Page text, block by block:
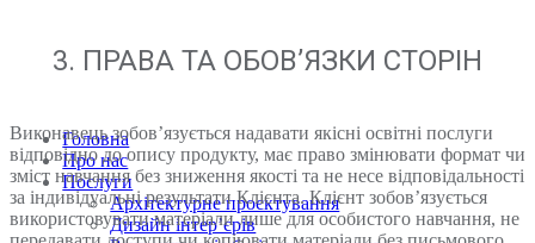
Головна
Про нас
Послуги
Архітектурне проєктування
Дизайн інтер’єрів
3. ПРАВА ТА ОБОВ’ЯЗКИ СТОРІН
Виконавець зобов’язується надавати якісні освітні послуги
відповідно до опису продукту, має право змінювати формат чи
зміст навчання без зниження якості та не несе відповідальності
за індивідуальні результати Клієнта. Клієнт зобов’язується
використовувати матеріали лише для особистого навчання, не